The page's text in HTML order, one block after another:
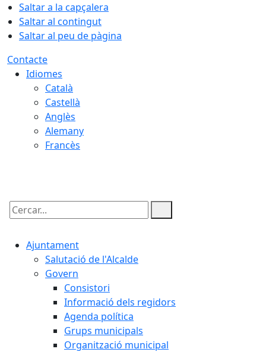
Saltar a la capçalera
Saltar al contingut
Saltar al peu de pàgina
Contacte
Idiomes
Català
Castellà
Anglès
Alemany
Francès
Cercar:
Ajuntament
Salutació de l'Alcalde
Govern
Consistori
Informació dels regidors
Agenda política
Grups municipals
Organització municipal